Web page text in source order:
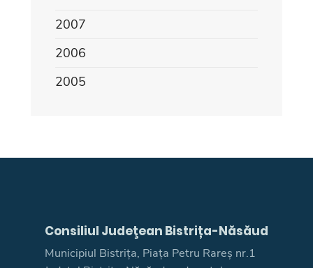
2007
2006
2005
Consiliul Judeţean Bistrița-Năsăud
Municipiul Bistrița, Piața Petru Rareș nr.1